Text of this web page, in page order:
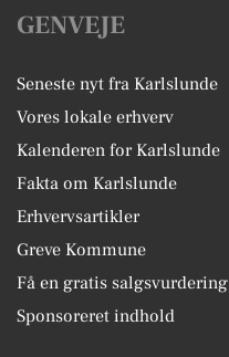
GENVEJE
Seneste nyt fra Karlslunde
Vores lokale erhverv
Kalenderen for Karlslunde
Fakta om Karlslunde
Erhvervsartikler
Greve Kommune
Få en gratis salgsvurdering
Sponsoreret indhold